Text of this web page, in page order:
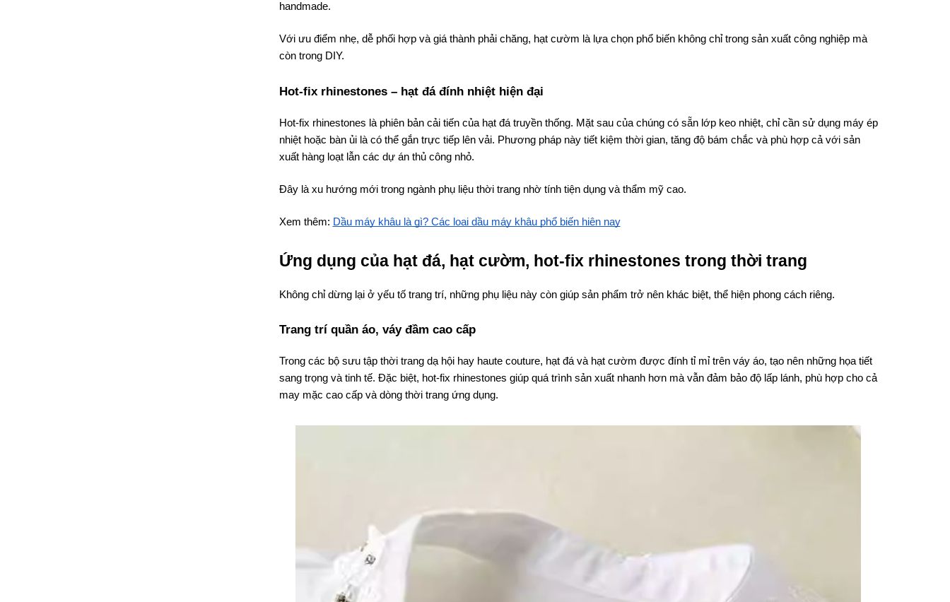
handmade.
Với ưu điểm nhẹ, dễ phối hợp và giá thành phải chăng, hạt cườm là lựa chọn phổ biến không chỉ trong sản xuất công nghiệp mà
còn trong DIY.
Hot-fix rhinestones – hạt đá đính nhiệt hiện đại
Hot-fix rhinestones là phiên bản cải tiến của hạt đá truyền thống. Mặt sau của chúng có sẵn lớp keo nhiệt, chỉ cần sử dụng máy ép
nhiệt hoặc bàn ủi là có thể gắn trực tiếp lên vải. Phương pháp này tiết kiệm thời gian, tăng độ bám chắc và phù hợp cả với sản
xuất hàng loạt lẫn các dự án thủ công nhỏ.
Đây là xu hướng mới trong ngành phụ liệu thời trang nhờ tính tiện dụng và thẩm mỹ cao.
Xem thêm: Dầu máy khâu là gì? Các loại dầu máy khâu phổ biến hiện nay
Ứng dụng của hạt đá, hạt cườm, hot-fix rhinestones trong thời trang
Không chỉ dừng lại ở yếu tố trang trí, những phụ liệu này còn giúp sản phẩm trở nên khác biệt, thể hiện phong cách riêng.
Trang trí quần áo, váy đầm cao cấp
Trong các bộ sưu tập thời trang dạ hội hay haute couture, hạt đá và hạt cườm được đính tỉ mỉ trên váy áo, tạo nên những họa tiết
sang trọng và tinh tế. Đặc biệt, hot-fix rhinestones giúp quá trình sản xuất nhanh hơn mà vẫn đảm bảo độ lấp lánh, phù hợp cho cả
may mặc cao cấp và dòng thời trang ứng dụng.